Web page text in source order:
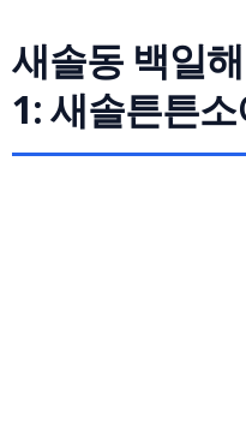
새솔동 백일
1: 새솔튼튼